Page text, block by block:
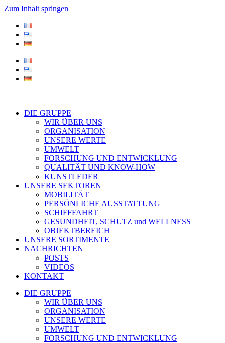
Zum Inhalt springen
DIE GRUPPE
WIR ÜBER UNS
ORGANISATION
UNSERE WERTE
UMWELT
FORSCHUNG UND ENTWICKLUNG
QUALITÄT UND KNOW-HOW
KUNSTLEDER
UNSERE SEKTOREN
MOBILITÄT
PERSÖNLICHE AUSSTATTUNG
SCHIFFFAHRT
GESUNDHEIT, SCHUTZ und WELLNESS
OBJEKTBEREICH
UNSERE SORTIMENTE
NACHRICHTEN
POSTS
VIDEOS
KONTAKT
DIE GRUPPE
WIR ÜBER UNS
ORGANISATION
UNSERE WERTE
UMWELT
FORSCHUNG UND ENTWICKLUNG